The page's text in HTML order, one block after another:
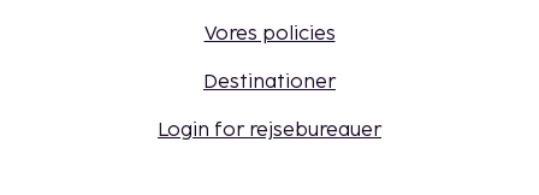
Vores policies
Destinationer
Login for rejsebureauer